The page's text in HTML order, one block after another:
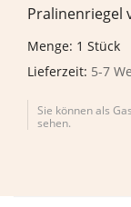
Pralinenriegel
Menge: 1 Stück
Lieferzeit: 5-7
Sie können als
sehen.